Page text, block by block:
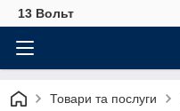
13 Вольт
Товари та послуги